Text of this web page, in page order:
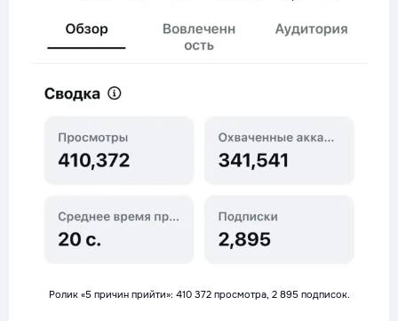
Ролик «5 причин прийти»: 410 372 просмотра, 2 895 подписок.